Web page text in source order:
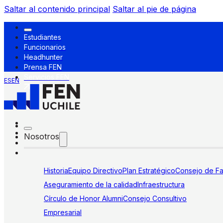
Saltar al contenido principal Saltar al pie de página
Estudiantes
Funcionarios
Headhunter
Prensa FEN
ESEN
Nosotros
HistoriaEquipo DirectivoPlan EstratégicoConsejo de
Aseguramiento de la calidadInfraestructura
Círculo de Honor AlumniConsejo Consultivo
Empresarial